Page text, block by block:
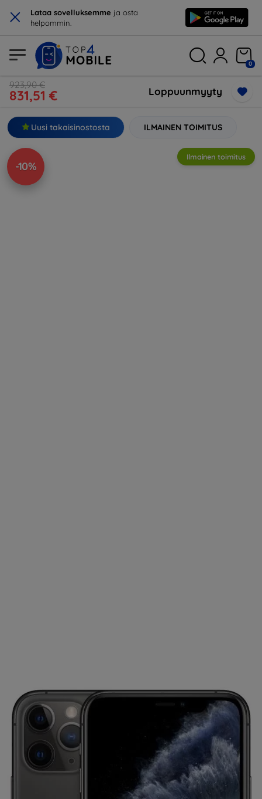
× Lataa sovelluksemme ja osta
helpommin.
0
923,90 €
831,51 € Loppuunmyyty
Uusi takaisinostosta ILMAINEN TOIMITUS
-10%
Ilmainen toimitus